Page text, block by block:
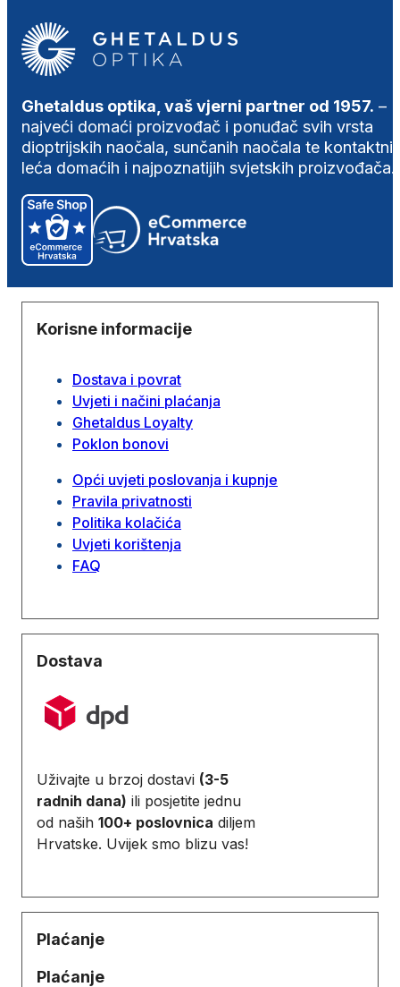
Ghetaldus optika, vaš vjerni partner od 1957. –
najveći domaći proizvođač i ponuđač svih vrsta
dioptrijskih naočala, sunčanih naočala te
leća domaćih i najpoznatijih svjetskih proizvođača.
Korisne informacije
Dostava i povrat
Uvjeti i načini plaćanja
Ghetaldus Loyalty
Poklon bonovi
Opći uvjeti poslovanja i kupnje
Pravila privatnosti
Politika kolačića
Uvjeti korištenja
FAQ
Dostava
Uživajte u brzoj dostavi (3-5
radnih dana) ili posjetite jednu
od naših 100+ poslovnica diljem
Hrvatske. Uvijek smo blizu vas!
Plaćanje
Plaćanje